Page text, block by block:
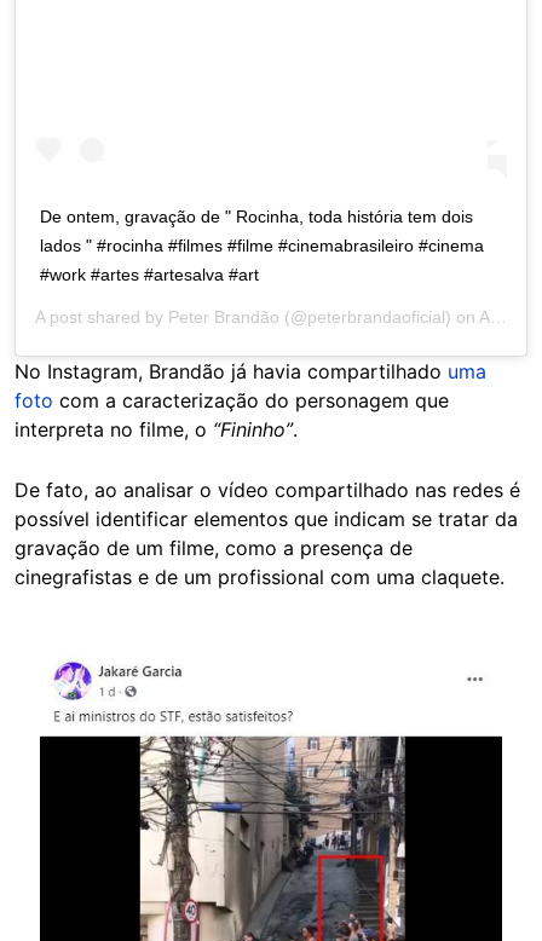
De ontem, gravação de " Rocinha, toda história tem dois
lados " #rocinha #filmes #filme #cinemabrasileiro #cinema
#work #artes #artesalva #art
A post shared by Peter Brandão (@peterbrandaoficial) on Aug 20, 2020 at 8:10am PDT
No Instagram, Brandão já havia compartilhado uma
foto com a caracterização do personagem que
interpreta no filme, o “Fininho”.
De fato, ao analisar o vídeo compartilhado nas redes é
possível identificar elementos que indicam se tratar da
gravação de um filme, como a presença de
cinegrafistas e de um profissional com uma claquete.
Image